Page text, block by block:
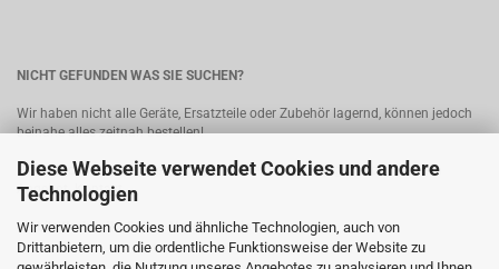
Diese Webseite verwendet Cookies und andere
Technologien
Wir verwenden Cookies und ähnliche Technologien, auch von
Drittanbietern, um die ordentliche Funktionsweise der Website zu
NICHT GEFUNDEN WAS SIE SUCHEN?
Wir haben nicht alle Geräte, Ersatzteile oder Zubehör lagernd, können jedoch
beinahe alles zeitnah bestellen!
Bitte senden Sie uns Ihre Anfrage, wir melden uns umgehend mit einem
Angebot.Kontakt
MobileWorld - Ihr Online-Handyshop in Linz